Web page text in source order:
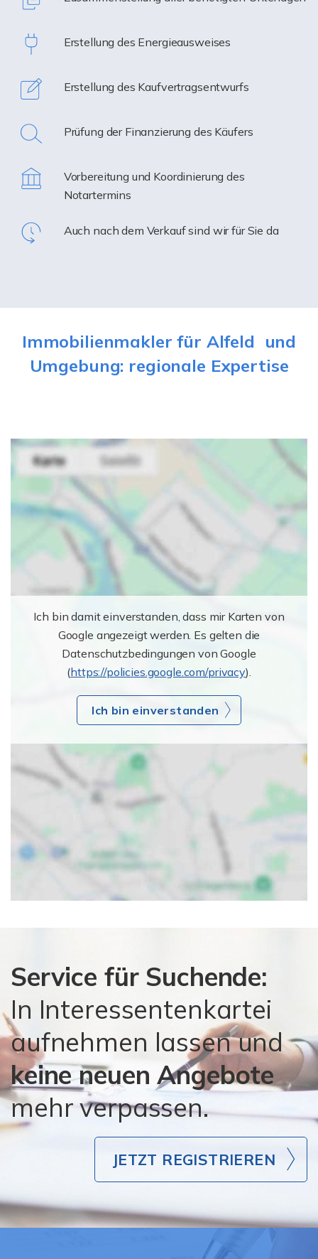
Erstellung des Energieausweises
Erstellung des Kaufvertragsentwurfs
Prüfung der Finanzierung des Käufers
Vorbereitung und Koordinierung des
Notartermins
Auch nach dem Verkauf sind wir für Sie da
Immobilienmakler für Alfeld und
Umgebung: regionale Expertise
Ich bin damit einverstanden, dass mir Karten von
Google angezeigt werden. Es gelten die
Datenschutzbedingungen von Google
(https://policies.google.com/privacy).
Ich bin einverstanden
Service für Suchende:
In Interessentenkartei
aufnehmen lassen und
keine neuen Angebote
mehr verpassen.
JETZT REGISTRIEREN